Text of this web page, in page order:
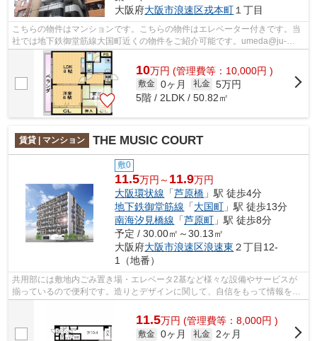
大阪府大阪市浪速区戎本町 １丁目
こちらの物件はマンションです。こちらの物件はエレベーター付きです。当
社では地下鉄御堂筋線大国町近くの物件をご紹介可能です。umeda@ju-
chi.co.jpよりホームメイト梅田ＨＥＰ前店...
10万円 (管理費等：10,000円 )
敷金 0ヶ月 礼金 5万円
5階 / 2LDK / 50.82㎡
賃貸 | マンション THE MUSIC COURT
敷0
11.5万円～ 11.9万円
大阪環状線 「芦原橋 」駅 徒歩4分
地下鉄御堂筋線 「大国町 」駅 徒歩13分
南海汐見橋線 「芦原町 」駅 徒歩8分
予定 / 30.00㎡～30.13㎡
大阪府大阪市浪速区浪速東 ２丁目12-
1（地番）
共用部には敷地内ごみ置き場・エレベータ2基など様々な設備やサービスが
揃っているので便利です。造りとデザインに関して、自信をもって情報を提
供できるマンションです。徒歩4分に駅...
11.5万円 (管理費等：8,000円 )
敷金 0ヶ月 礼金 2ヶ月